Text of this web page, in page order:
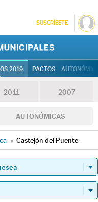
SUSCRÍBETE
2019 PACTOS
2011 2007
AUTONÓMICAS
» Castejón del Puente